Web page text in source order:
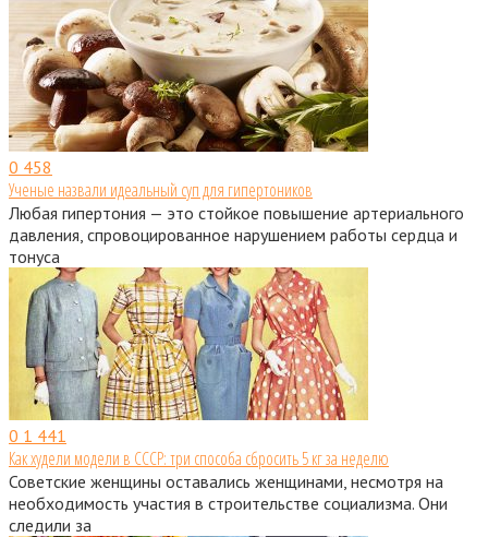
0 458
Ученые назвали идеальный суп для гипертоников
Любая гипертония — это стойкое повышение артериального
давления, спровоцированное нарушением работы сердца и
тонуса
0 1 441
Как худели модели в СССР: три способа сбросить 5 кг за неделю
Советские женщины оставались женщинами, несмотря на
необходимость участия в строительстве социализма. Они
следили за